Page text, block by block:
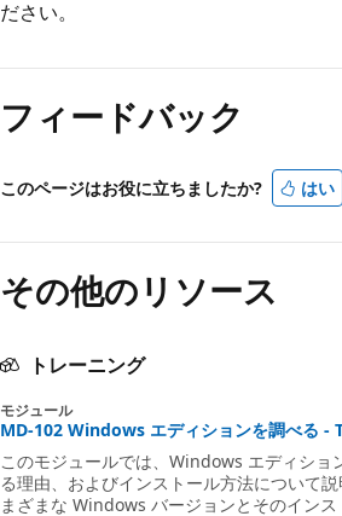
ださい。
フィードバック
このページはお役に立ちましたか? はい
その他のリソース
トレーニング
モジュール
MD-102 Windows エディションを調べる -
このモジュールでは、Windows エディショ
る理由、およびインストール方法について
まざまな Windows バージョンとそのイン